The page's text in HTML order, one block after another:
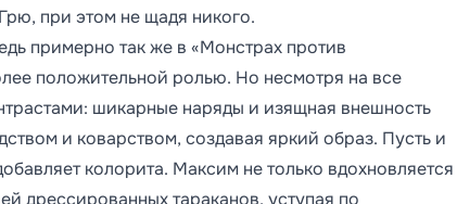
при этом не щадя никого.
примерно так же в «Монстрах против
положительной ролью. Но несмотря на все
шикарные наряды и изящная внешность
и коварством, создавая яркий образ. Пусть и
колорита. Максим не только вдохновляется
дрессированных тараканов, уступая по